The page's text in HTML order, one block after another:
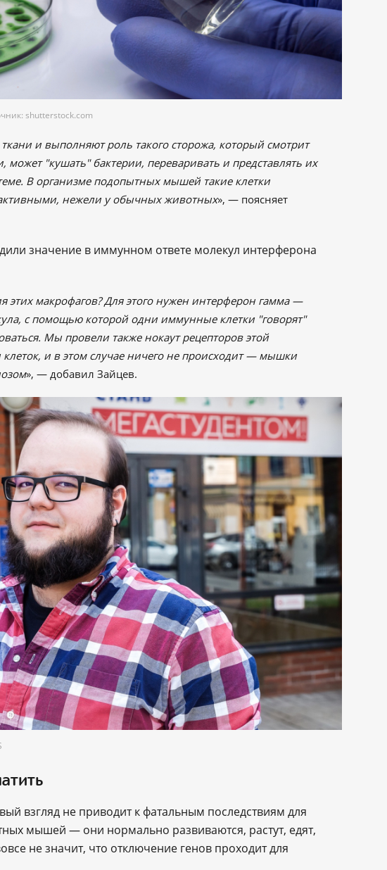
shutterstock.com
и выполняют роль такого сторожа, который смотрит
"кушать" бактерии, переваривать и представлять их
В организме подопытных мышей такие клетки
нежели у обычных животных», — поясняет
значение в иммунном ответе молекул интерферона
этих макрофагов? Для этого нужен интерферон гамма —
с помощью которой одни иммунные клетки "говорят"
Мы провели также нокаут рецепторов этой
и в этом случае ничего не происходит — мышки
», — добавил Зайцев.
взгляд не приводит к фатальным последствиям для
мышей — они нормально развиваются, растут, едят,
не значит, что отключение генов проходит для